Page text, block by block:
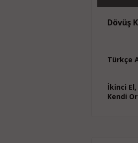
Dövüş
Türkçe
İkinci
Kendi